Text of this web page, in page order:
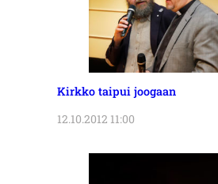
Kirkko taipui joogaan
12.10.2012 11:00